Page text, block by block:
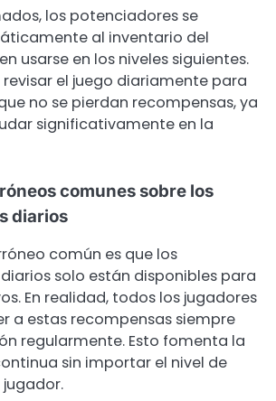
los potenciadores se
al inventario del
usarse en los niveles siguientes.
el juego diariamente para
no se pierdan recompensas, ya
significativamente en la
comunes sobre los
diarios
común es que los
solo están disponibles para
En realidad, todos los jugadores
a estas recompensas siempre
regularmente. Esto fomenta la
sin importar el nivel de